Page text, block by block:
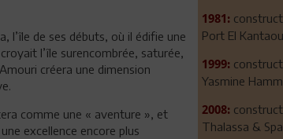
1981:
Port El
1999:
Yasmine
2008:
Thalassa &
l’île de ses débuts, où il édifie une
l’île surencombrée, saturée,
créera une dimension
comme une « aventure », et
excellence encore plus